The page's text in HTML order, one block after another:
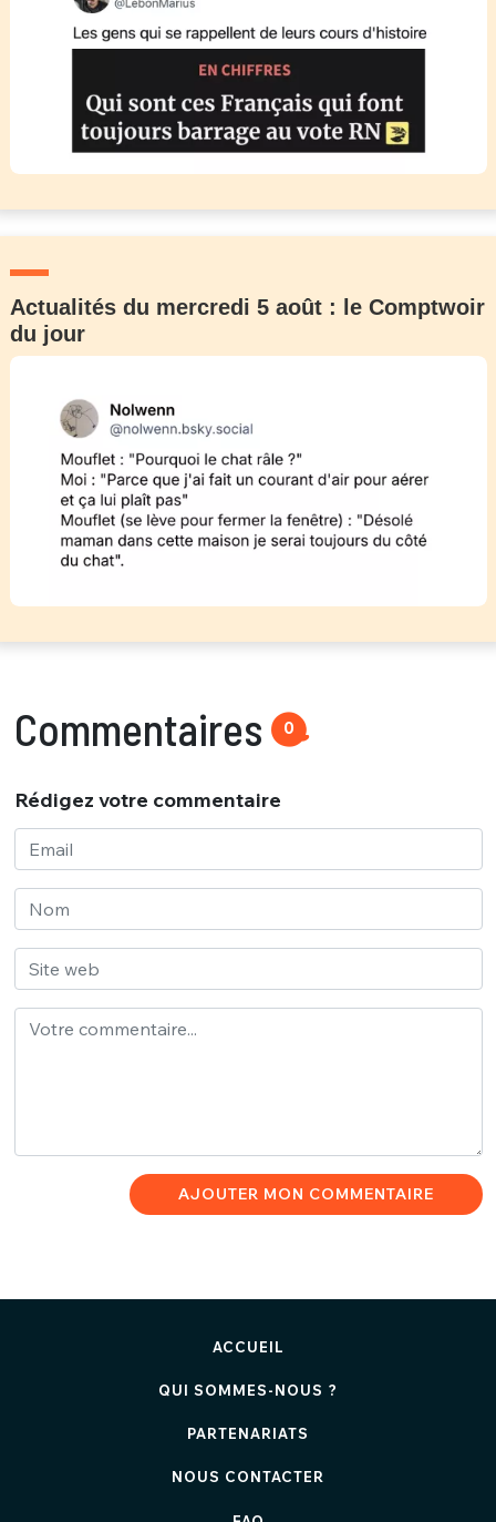
Actualités du mercredi 5 août : le Comptwoir
du jour
Commentaires 0
Rédigez votre commentaire
AJOUTER MON COMMENTAIRE
ACCUEIL
QUI SOMMES-NOUS ?
PARTENARIATS
NOUS CONTACTER